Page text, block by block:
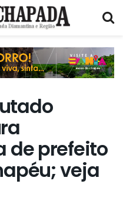
de prefeito
veja